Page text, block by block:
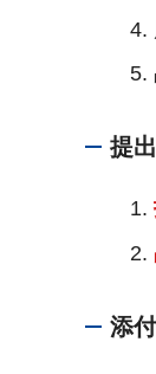
提
添